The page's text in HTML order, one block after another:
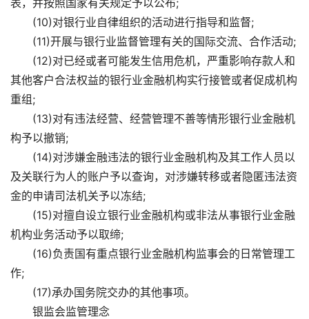
表，并按照国家有关规定予以公布;
(10)对银行业自律组织的活动进行指导和监督;
(11)开展与银行业监督管理有关的国际交流、合作活动;
(12)对已经或者可能发生信用危机，严重影响存款人和
其他客户合法权益的银行业金融机构实行接管或者促成机构
重组;
(13)对有违法经营、经营管理不善等情形银行业金融机
构予以撤销;
(14)对涉嫌金融违法的银行业金融机构及其工作人员以
及关联行为人的账户予以查询，对涉嫌转移或者隐匿违法资
金的申请司法机关予以冻结;
(15)对擅自设立银行业金融机构或非法从事银行业金融
机构业务活动予以取缔;
(16)负责国有重点银行业金融机构监事会的日常管理工
作;
(17)承办国务院交办的其他事项。
银监会监管理念